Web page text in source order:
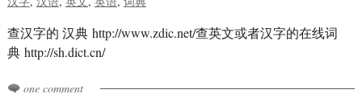
查汉字的 汉典 http://www.zdic.net/查英文或者汉字的在线词
典 http://sh.dict.cn/
one comment